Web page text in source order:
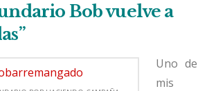
Bob vuelve a
Uno de
mis